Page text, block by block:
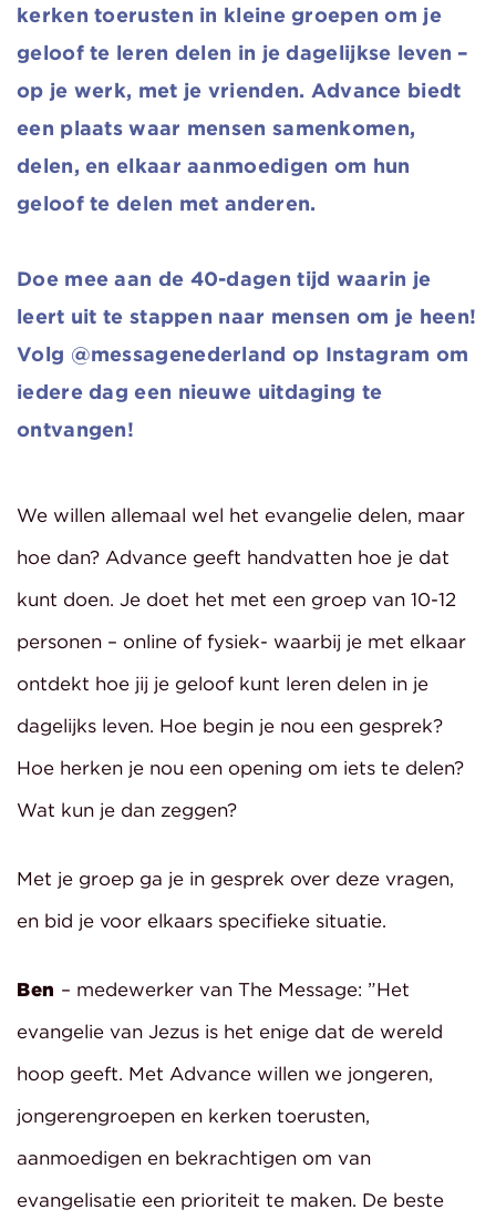
kerken toerusten in kleine groepen om je
geloof te leren delen in je dagelijkse leven –
op je werk, met je vrienden. Advance biedt
een plaats waar mensen samenkomen,
delen, en elkaar aanmoedigen om hun
geloof te delen met anderen.
Doe mee aan de 40-dagen tijd waarin je
leert uit te stappen naar mensen om je heen!
Volg @messagenederland op Instagram om
iedere dag een nieuwe uitdaging te
ontvangen!
We willen allemaal wel het evangelie delen, maar
hoe dan? Advance geeft handvatten hoe je dat
kunt doen. Je doet het met een groep van 10-12
personen – online of fysiek- waarbij je met elkaar
ontdekt hoe jij je geloof kunt leren delen in je
dagelijks leven. Hoe begin je nou een gesprek?
Hoe herken je nou een opening om iets te delen?
Wat kun je dan zeggen?
Met je groep ga je in gesprek over deze vragen,
en bid je voor elkaars specifieke situatie.
Ben – medewerker van The Message: ”Het
evangelie van Jezus is het enige dat de wereld
hoop geeft. Met Advance willen we jongeren,
jongerengroepen en kerken toerusten,
aanmoedigen en bekrachtigen om van
evangelisatie een prioriteit te maken. De beste